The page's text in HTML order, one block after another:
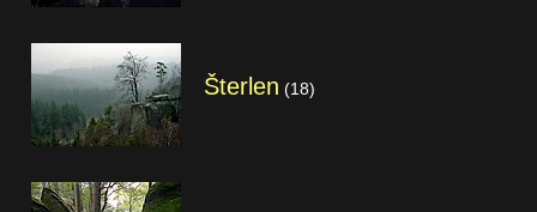
Šterlen (18)